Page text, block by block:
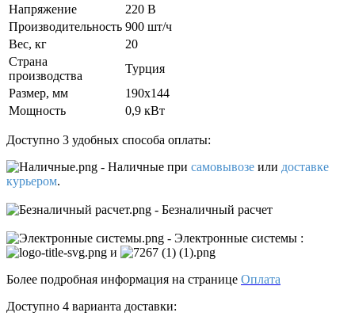
Напряжение
220 В
Производительность 900 шт/ч
Вес, кг
20
Страна
производства
Турция
Размер, мм
190х144
Мощность
0,9 кВт
Доступно 3 удобных способа оплаты:
- Наличные при самовывозе или доставке
курьером.
- Безналичный расчет
- Электронные системы :
и
Более подробная информация на странице Оплата
Доступно 4 варианта доставки: